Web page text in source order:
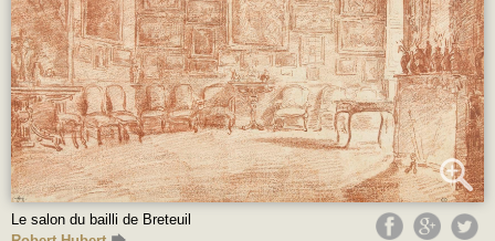
Le salon du bailli de Breteuil